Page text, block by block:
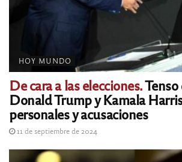
HOY MUNDO
De cara a las elecciones.
Donald Trump y Kamala
personales y acusaciones
11 de septiembre de 2024